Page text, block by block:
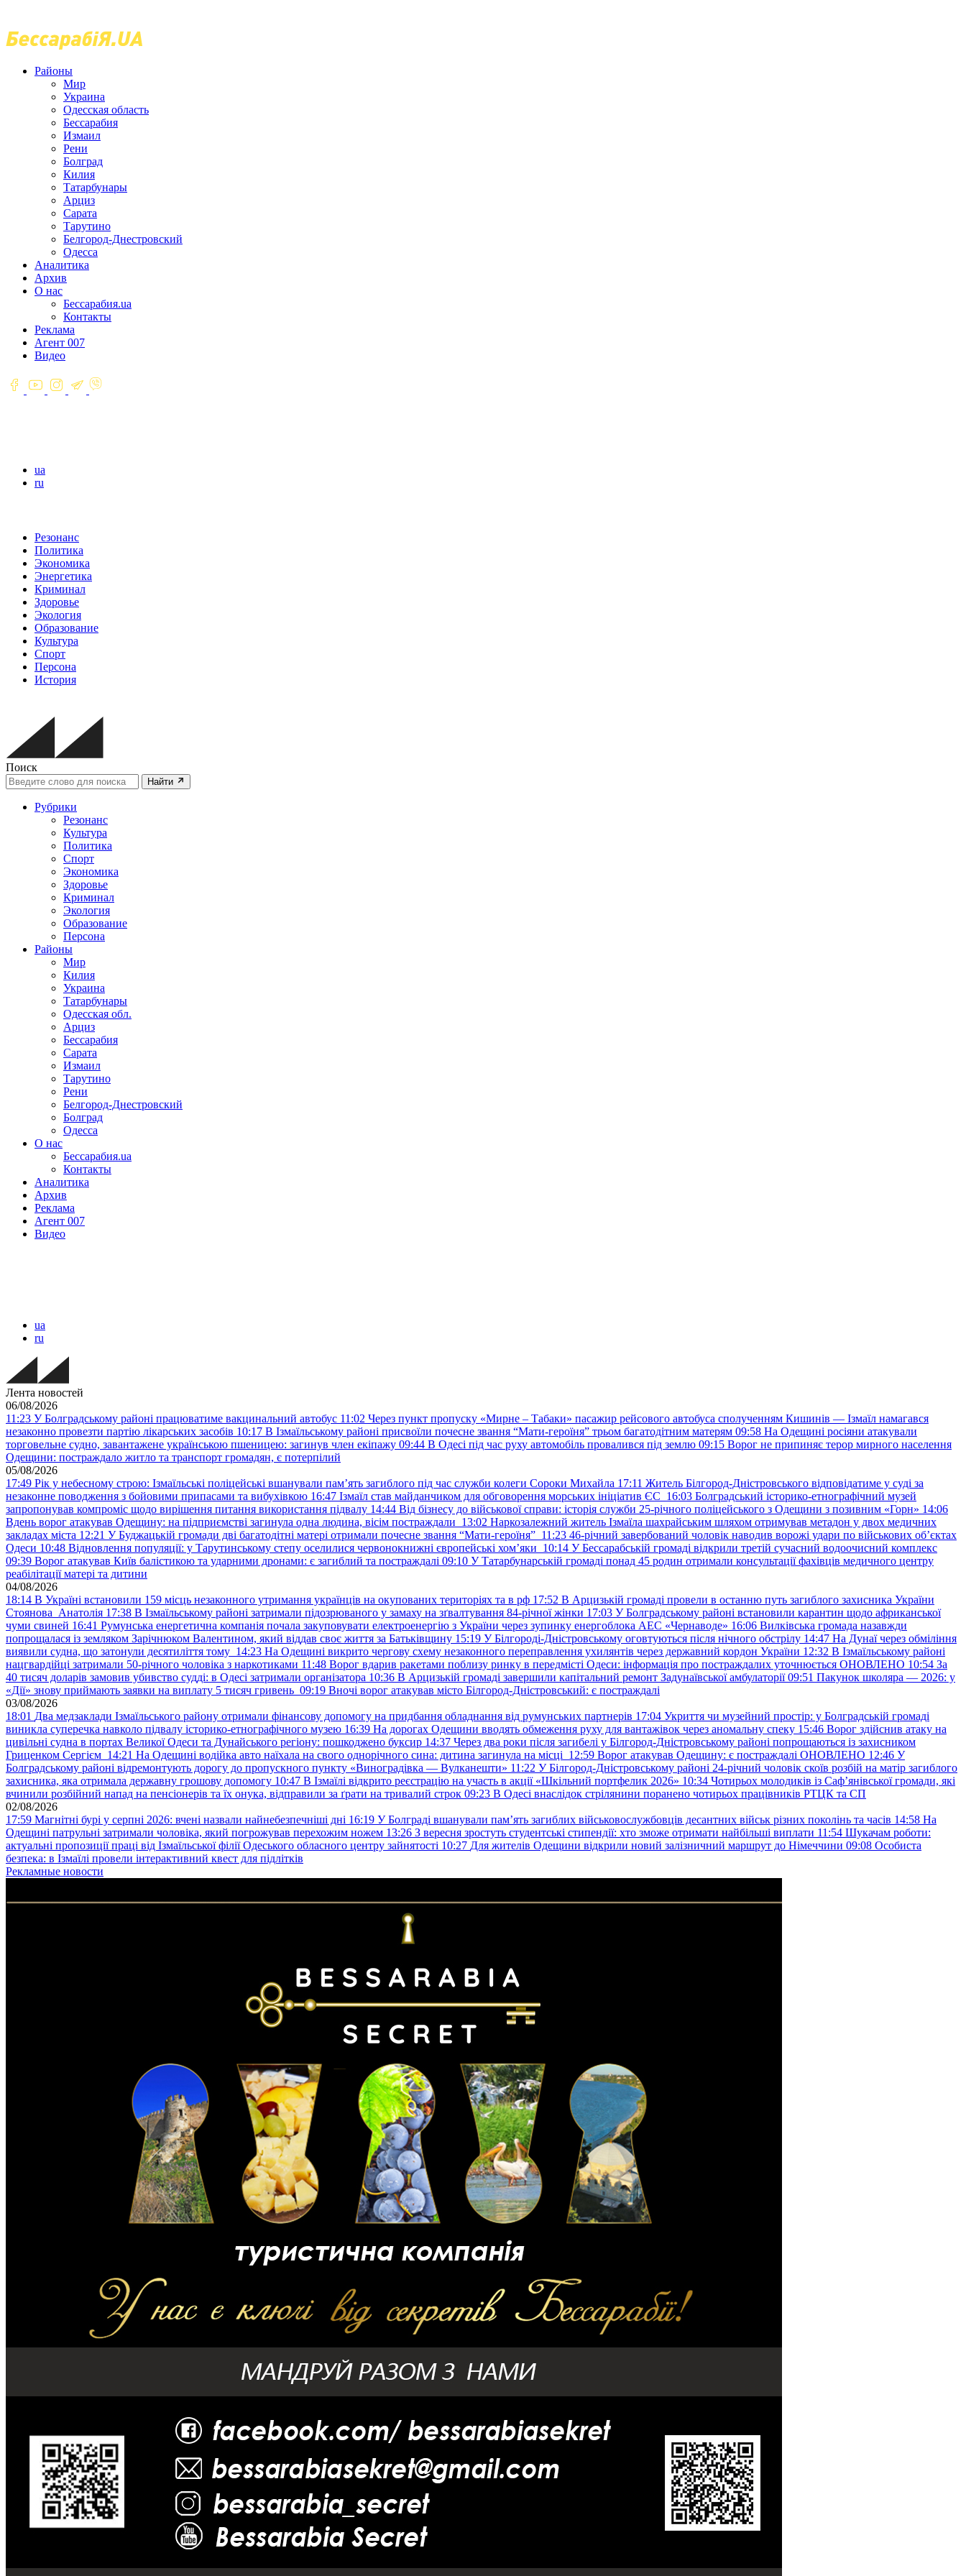
Районы
Мир
Украина
Одесская область
Бессарабия
Измаил
Рени
Болград
Килия
Татарбунары
Арциз
Сарата
Тарутино
Белгород-Днестровский
Одесса
Аналитика
Архив
О нас
Бессарабия.ua
Контакты
Реклама
Агент 007
Видео
ua
ru
Резонанс
Политика
Экономика
Энергетика
Криминал
Здоровье
Экология
Образование
Культура
Спорт
Персона
История
Поиск
Найти
Рубрики
Резонанс
Культура
Политика
Спорт
Экономика
Здоровье
Криминал
Экология
Образование
Персона
Районы
Мир
Килия
Украина
Татарбунары
Одесская обл.
Арциз
Бессарабия
Сарата
Измаил
Тарутино
Рени
Белгород-Днестровский
Болград
Одесса
О нас
Бессарабия.ua
Контакты
Аналитика
Архив
Реклама
Агент 007
Видео
ua
ru
Лента новостей
06/08/2026
11:23 У Болградському районі працюватиме вакцинальний автобус 11:02 Через пункт пропуску «Мирне – Табаки» пасажир рейсового автобуса сполученням Кишинів — Ізмаїл намагався
незаконно провезти партію лікарських засобів 10:17 В Ізмаїльському районі присвоїли почесне звання “Мати-героїня” трьом багатодітним матерям 09:58 На Одещині росіяни атакували
торговельне судно, завантажене українською пшеницею: загинув член екіпажу 09:44 В Одесі під час руху автомобіль провалився під землю 09:15 Ворог не припиняє терор мирного населення
Одещини: постраждало житло та транспорт громадян, є потерпілий
05/08/2026
17:49 Рік у небесному строю: Ізмаїльські поліцейські вшанували пам’ять загиблого під час служби колеги Сороки Михайла 17:11 Житель Білгород-Дністровського відповідатиме у суді за
незаконне поводження з бойовими припасами та вибухівкою 16:47 Ізмаїл став майданчиком для обговорення морських ініціатив ЄС 16:03 Болградський історико-етнографічний музей
запропонував компроміс щодо вирішення питання використання підвалу 14:44 Від бізнесу до військової справи: історія служби 25-річного поліцейського з Одещини з позивним «Горн» 14:06
Вдень ворог атакував Одещину: на підприємстві загинула одна людина, вісім постраждали 13:02 Наркозалежний житель Ізмаїла шахрайським шляхом отримував метадон у двох медичних
закладах міста 12:21 У Буджацькій громади дві багатодітні матері отримали почесне звання “Мати-героїня” 11:23 46-річний завербований чоловік наводив ворожі удари по військових обʼєктах
Одеси 10:48 Відновлення популяції: у Тарутинському степу оселилися червонокнижні європейські хом’яки 10:14 У Бессарабській громаді відкрили третій сучасний водоочисний комплекс
09:39 Ворог атакував Київ балістикою та ударними дронами: є загиблий та постраждалі 09:10 У Татарбунарській громаді понад 45 родин отримали консультації фахівців медичного центру
реабілітації матері та дитини
04/08/2026
18:14 В Україні встановили 159 місць незаконного утримання українців на окупованих територіях та в рф 17:52 В Арцизькій громаді провели в останню путь загиблого захисника України
Стоянова Анатолія 17:38 В Ізмаїльському районі затримали підозрюваного у замаху на зґвалтування 84-річної жінки 17:03 У Болградському районі встановили карантин щодо африканської
чуми свиней 16:41 Румунська енергетична компанія почала закуповувати електроенергію з України через зупинку енергоблока АЕС «Чернаводе» 16:06 Вилківська громада назавжди
попрощалася із земляком Зарічнюком Валентином, який віддав своє життя за Батьківщину 15:19 У Білгороді-Дністровському оговтуються після нічного обстрілу 14:47 На Дунаї через обміління
виявили судна, що затонули десятиліття тому 14:23 На Одещині викрито чергову схему незаконного переправлення ухилянтів через державний кордон України 12:32 В Ізмаїльському районі
нацгвардійці затримали 50-річного чоловіка з наркотиками 11:48 Ворог вдарив ракетами поблизу ринку в передмісті Одеси: інформація про постраждалих уточнюється ОНОВЛЕНО 10:54 За
40 тисяч доларів замовив убивство судді: в Одесі затримали організатора 10:36 В Арцизькій громаді завершили капітальний ремонт Задунаївської амбулаторії 09:51 Пакунок школяра — 2026: у
«Дії» знову приймають заявки на виплату 5 тисяч гривень 09:19 Вночі ворог атакував місто Білгород-Дністровський: є постраждалі
03/08/2026
18:01 Два медзаклади Ізмаїльського району отримали фінансову допомогу на придбання обладнання від румунських партнерів 17:04 Укриття чи музейний простір: у Болградській громаді
виникла суперечка навколо підвалу історико-етнографічного музею 16:39 На дорогах Одещини вводять обмеження руху для вантажівок через аномальну спеку 15:46 Ворог здійснив атаку на
цивільні судна в портах Великої Одеси та Дунайського регіону: пошкоджено буксир 14:37 Через два роки після загибелі у Білгород-Дністровському районі попрощаються із захисником
Гриценком Сергієм 14:21 На Одещині водійка авто наїхала на свого однорічного сина: дитина загинула на місці 12:59 Ворог атакував Одещину: є постраждалі ОНОВЛЕНО 12:46 У
Болградському районі відремонтують дорогу до пропускного пункту «Виноградівка — Вулканешти» 11:22 У Білгород-Дністровському районі 24-річний чоловік скоїв розбій на матір загиблого
захисника, яка отримала державну грошову допомогу 10:47 В Ізмаїлі відкрито реєстрацію на участь в акції «Шкільний портфелик 2026» 10:34 Чотирьох молодиків із Саф’янівської громади, які
вчинили розбійний напад на пенсіонерів та їх онука, відправили за ґрати на тривалий строк 09:23 В Одесі внаслідок стрілянини поранено чотирьох працівників РТЦК та СП
02/08/2026
17:59 Магнітні бурі у серпні 2026: вчені назвали найнебезпечніші дні 16:19 У Болграді вшанували пам’ять загиблих військовослужбовців десантних військ різних поколінь та часів 14:58 На
Одещині патрульні затримали чоловіка, який погрожував перехожим ножем 13:26 З вересня зростуть студентські стипендії: хто зможе отримати найбільші виплати 11:54 Шукачам роботи:
актуальні пропозиції праці від Ізмаїльської філії Одеського обласного центру зайнятості 10:27 Для жителів Одещини відкрили новий залізничний маршрут до Німеччини 09:08 Особиста
безпека: в Ізмаїлі провели інтерактивний квест для підлітків
Рекламные новости